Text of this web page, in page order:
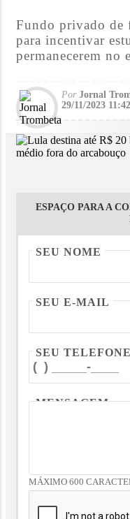
Fundo privado de
para incentivar
permanecerem no
PorJornal
29/11/2023 11:42
ESPAÇO PARA A
SEU NOME
SEU E-MAIL
SEU TELEFONE
MENSAGEM
MÁXIMO 600